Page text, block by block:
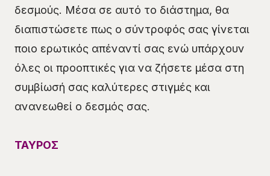
δεσμούς. Μέσα σε αυτό το διάστημα, θα
διαπιστώσετε πως ο σύντροφός σας γίνεται
ποιο ερωτικός απέναντί σας ενώ υπάρχουν
όλες οι προοπτικές για να ζήσετε μέσα στη
συμβίωσή σας καλύτερες στιγμές και
ανανεωθεί ο δεσμός σας.
ΤΑΥΡΟΣ